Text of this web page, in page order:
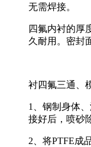
无需焊接。
四氟内衬的厚
久耐用。密封
衬四氟三通、
1、钢制身体
接好后，喷砂
2、将PTFE成